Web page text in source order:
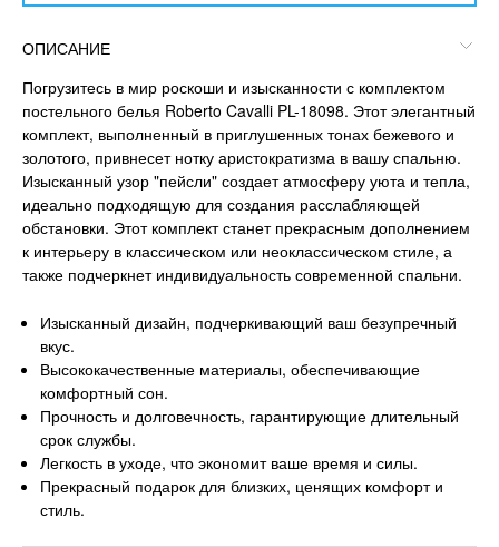
ОПИСАНИЕ
Погрузитесь в мир роскоши и изысканности с комплектом
постельного белья Roberto Cavalli PL-18098. Этот элегантный
комплект, выполненный в приглушенных тонах бежевого и
золотого, привнесет нотку аристократизма в вашу спальню.
Изысканный узор "пейсли" создает атмосферу уюта и тепла,
идеально подходящую для создания расслабляющей
обстановки. Этот комплект станет прекрасным дополнением
к интерьеру в классическом или неоклассическом стиле, а
также подчеркнет индивидуальность современной спальни.
Изысканный дизайн, подчеркивающий ваш безупречный
вкус.
Высококачественные материалы, обеспечивающие
комфортный сон.
Прочность и долговечность, гарантирующие длительный
срок службы.
Легкость в уходе, что экономит ваше время и силы.
Прекрасный подарок для близких, ценящих комфорт и
стиль.